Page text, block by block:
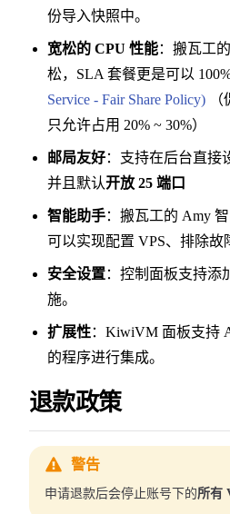
份导入快照中。
宽松的 CPU 性能：搬瓦工
松，SLA 套餐更是可以
Service - Fair Share Policy) （
只允许占用 20% ~ 30%）
邮局友好：支持在后台直接
并且默认开放 25 端口
智能助手：搬瓦工的 Amy
可以实现配置 VPS、排除故
安全设置：控制面板支持添
施。
扩展性：KiwiVM 面板支持
的程序进行集成。
退款政策
警告
申请退款后会停止账号下的所有